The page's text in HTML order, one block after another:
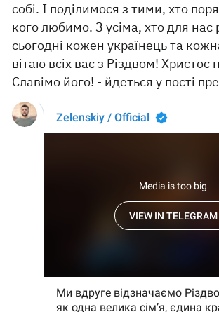
собі. І поділимося з тими, хто
кого любимо. З усіма, хто для нас
сьогодні кожен українець та
вітаю всіх вас з Різдвом! Христос
Славімо його! - йдеться у пості